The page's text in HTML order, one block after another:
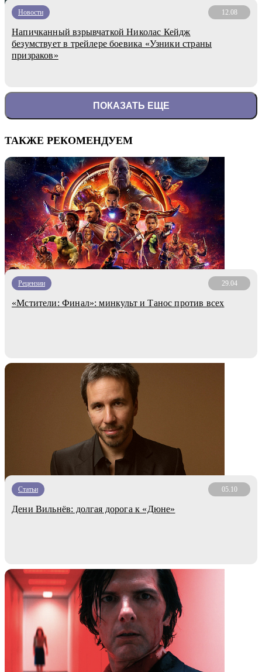
Новости 12.08
Напичканный взрывчаткой Николас Кейдж
безумствует в трейлере боевика «Узники страны
призраков»
ПОКАЗАТЬ ЕЩЕ
ТАКЖЕ РЕКОМЕНДУЕМ
Рецензии 29.04
«Мстители: Финал»: минкульт и Танос против всех
Статьи 05.10
Дени Вильнёв: долгая дорога к «Дюне»